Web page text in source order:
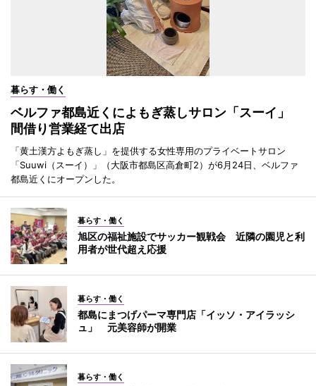
暮らす・働く
ベルファ都島近くによもぎ蒸しサロン「スーイ」
間借り営業経て出店
「黄土漢方よもぎ蒸し」を提供する女性専用のプライベートサロン
「Suuwi（スーイ）」（大阪市都島区高倉町2）が6月24日、ベルファ
都島近くにオープンした。
暮らす・働く
旭区の福祉施設でサッカー観戦会 近隣の園児と利
用者が世代超え応援
暮らす・働く
都島にまつげパーマ専門店「イッソ・アイラッシ
ュ」 元美容師が開業
暮らす・働く